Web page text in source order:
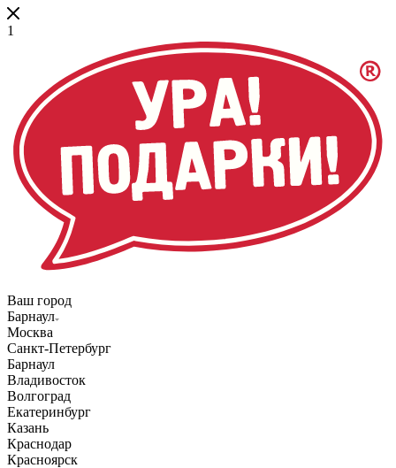
1
Ваш город
Барнаул
Москва
Санкт-Петербург
Барнаул
Владивосток
Волгоград
Екатеринбург
Казань
Краснодар
Красноярск